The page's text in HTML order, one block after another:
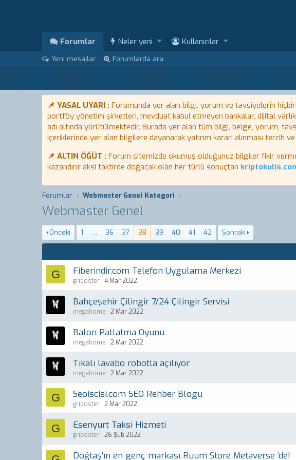
Forumlar Neler yeni Kullanıcılar
Yeni mesajlar Forumlarda ara
📌 YASAL UYARI : Forumunda yer alan bilgi, yorum ve tavsiyelerin hiçbiri
portföy yönetim şirketleri, mevduat kabul etmeyen bankalar, dijital
adı altında yürütülmektedir. Burada yer alan tüm bilgi, belge, yorum,
içeriklerinde yer alan bilgilere dayanarak yatırım kararı alınması tercih
📌 ALTIN ÖĞÜT : Forum sitemizde okumuş olduğunuz bilgiler fikir
kazandırır aksi taktirde doğacak olan her türlü sonuçtan
Forumlar Webmaster Genel Kategori
Webmaster Genel
Önceki 1 … 36 37 38 39 40 41 42 Sonraki
G Fiberindir.com Telefon Uygulama Merkezi
griposter 4 Mar 2022
Bahçeşehir Çilingir 7/24 Çilingir Servisi
megahome 2 Mar 2022
Balon Patlatma Oyunu
megahome 2 Mar 2022
Tıkalı lavabo robotla açılıyor
megahome 2 Mar 2022
G Seoiscisi.com SEO Rehber Blogu
griposter 2 Mar 2022
G Esenyurt Taksi Hizmeti
griposter 26 Şub 2022
Doğtaş'ın en genç markası Ruum Store Metaverse ’de!